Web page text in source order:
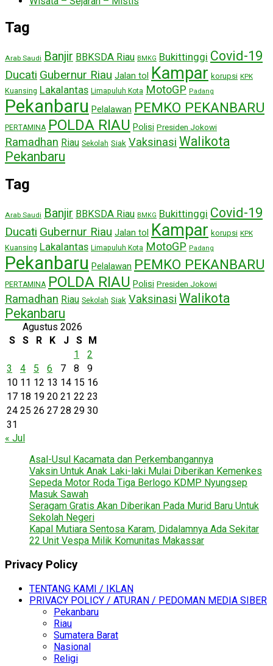
Tag
Arab Saudi Banjir BBKSDA Riau BMKG Bukittinggi Covid-19
Ducati Gubernur Riau Jalan tol Kampar korupsi KPK
Kuansing Lakalantas Limapuluh Kota MotoGP Padang
Pekanbaru Pelalawan PEMKO PEKANBARU
PERTAMINA POLDA RIAU Polisi Presiden Jokowi
Ramadhan Riau Sekolah Siak Vaksinasi Walikota
Pekanbaru
Tag
Arab Saudi Banjir BBKSDA Riau BMKG Bukittinggi Covid-19
Ducati Gubernur Riau Jalan tol Kampar korupsi KPK
Kuansing Lakalantas Limapuluh Kota MotoGP Padang
Pekanbaru Pelalawan PEMKO PEKANBARU
PERTAMINA POLDA RIAU Polisi Presiden Jokowi
Ramadhan Riau Sekolah Siak Vaksinasi Walikota
Pekanbaru
Agustus 2026
S
S R K J S
M
1
2
3
4 5 6 7 8
9
10 11 12 13 14 15 16
17 18 19 20 21 22 23
24 25 26 27 28 29 30
31
« Jul
Asal-Usul Kacamata dan Perkembangannya
Vaksin Untuk Anak Laki-laki Mulai Diberikan Kemenkes
Sepeda Motor Roda Tiga Berlogo KDMP Nyungsep
Masuk Sawah
Seragam Gratis Akan Diberikan Pada Murid Baru Untuk
Sekolah Negeri
Kapal Mutiara Sentosa Karam, Didalamnya Ada Sekitar
22 Unit Vespa Milik Komunitas Makassar
Privacy Policy
TENTANG KAMI / IKLAN
PRIVACY POLICY / ATURAN / PEDOMAN MEDIA SIBER
Pekanbaru
Riau
Sumatera Barat
Nasional
Religi